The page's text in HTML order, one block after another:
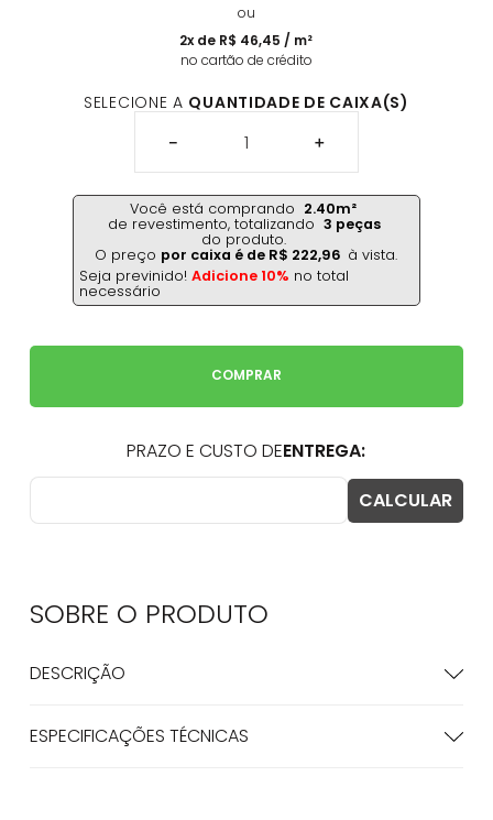
ou
2x de R$ 46,45 / m²
no cartão de crédito
SELECIONE A QUANTIDADE DE CAIXA(S)
＋
－
Você está comprando 2.40m²
de revestimento,totalizando3 peças
do produto.
O preço por caixa é de R$ 222,96 à vista.
Seja previnido!Adicione 10% no total
necessário
COMPRAR
SOBRE O PRODUTO
DESCRIÇÃO
ESPECIFICAÇÕES TÉCNICAS